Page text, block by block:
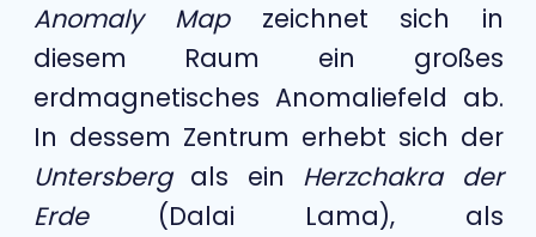
Anomaly Mapzeichnet sich in
diesem Raum ein großes
erdmagnetisches Anomaliefeld ab.
In dessem Zentrum erhebt sich der
Untersbergals ein Herzchakra der
Erde(Dalai Lama), als